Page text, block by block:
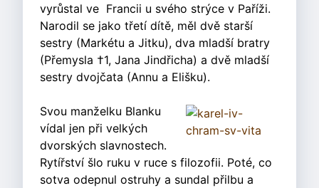
vyrůstal ve Francii u svého strýce v Paříži.
Narodil se jako třetí dítě, měl dvě starší
sestry (Markétu a Jitku), dva mladší bratry
(Přemysla †1, Jana Jindřicha) a dvě mladší
sestry dvojčata (Annu a Elišku).
Svou manželku Blanku
vídal jen při velkých
dvorských slavnostech.
Rytířství šlo ruku v ruce s filozofii. Poté, co
sotva odepnul ostruhy a sundal přilbu a